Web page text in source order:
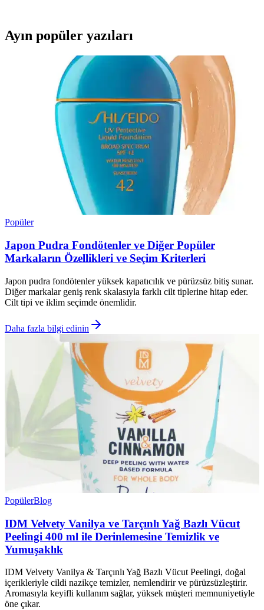
Ayın popüler yazıları
Popüler
Japon Pudra Fondötenler ve Diğer Popüler
Markaların Özellikleri ve Seçim Kriterleri
Japon pudra fondötenler yüksek kapatıcılık ve pürüzsüz bitiş sunar.
Diğer markalar geniş renk skalasıyla farklı cilt tiplerine hitap eder.
Cilt tipi ve iklim seçimde önemlidir.
Daha fazla bilgi edinin
PopülerBlog
IDM Velvety Vanilya ve Tarçınlı Yağ Bazlı Vücut
Peelingi 400 ml ile Derinlemesine Temizlik ve
Yumuşaklık
IDM Velvety Vanilya & Tarçınlı Yağ Bazlı Vücut Peelingi, doğal
içerikleriyle cildi nazikçe temizler, nemlendirir ve pürüzsüzleştirir.
Aromasıyla keyifli kullanım sağlar, yüksek müşteri memnuniyetiyle
öne çıkar.